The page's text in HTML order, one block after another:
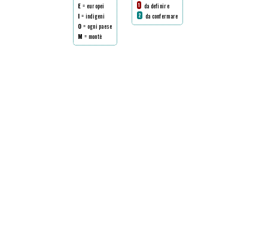
E = europei
I = indigeni
O = ogni paese
M = montè
1 da definire
2 da confermare